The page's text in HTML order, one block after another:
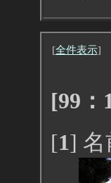
[全件表示]
[99：
[1] 名